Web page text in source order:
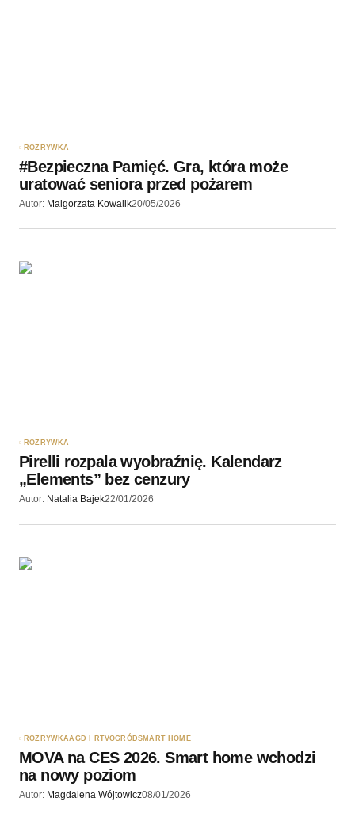
Wyślij komentarz
ROZRYWKA
#Bezpieczna Pamięć. Gra, która może
uratować seniora przed pożarem
Autor: Malgorzata Kowalik20/05/2026
ROZRYWKA
Pirelli rozpala wyobraźnię. Kalendarz
„Elements” bez cenzury
Autor: Natalia Bajek22/01/2026
ROZRYWKAAGD I RTVOGRÓDSMART HOME
MOVA na CES 2026. Smart home wchodzi
na nowy poziom
Autor: Magdalena Wójtowicz08/01/2026